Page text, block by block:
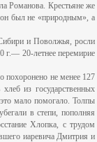
Романова. Крестьяне же
он был не «природным», а
и Поволжья, росли
г.— 20-летнее перемирие
не менее 127
из государственных
мало помогало. Толпы
в степи, пополняя
Хлопка, с трудом
иаревича Дмитрия и